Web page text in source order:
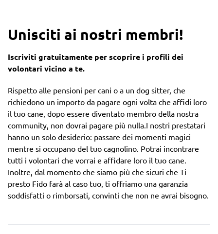
Unisciti ai nostri membri!
Iscriviti gratuitamente per scoprire i profili dei
volontari vicino a te.
Rispetto alle pensioni per cani o a un dog sitter, che
richiedono un importo da pagare ogni volta che affidi loro
il tuo cane, dopo essere diventato membro della nostra
community, non dovrai pagare più nulla.I nostri prestatari
hanno un solo desiderio: passare dei momenti magici
mentre si occupano del tuo cagnolino. Potrai incontrare
tutti i volontari che vorrai e affidare loro il tuo cane.
Inoltre, dal momento che siamo più che sicuri che Ti
presto Fido farà al caso tuo, ti offriamo una garanzia
soddisfatti o rimborsati, convinti che non ne avrai bisogno.